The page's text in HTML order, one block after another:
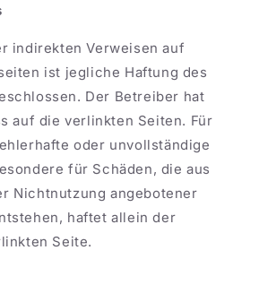
indirekten Verweisen auf
ist jegliche Haftung des
Der Betreiber hat
auf die verlinkten Seiten. Für
oder unvollständige
für Schäden, die aus
Nichtnutzung angebotener
haftet allein der
Seite.